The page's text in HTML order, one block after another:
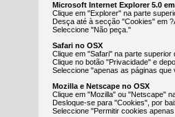
Microsoft Internet Explorer 5.0
Clique em "Explorer" na parte
Desça até à secção "Cookies" em
Seleccione "Não peça."
Safari no OSX
Clique em "Safari" na parte
Clique no botão "Privacidade" e
Seleccione "apenas as páginas que
Mozilla e Netscape no OSX
Clique em "Mozilla" ou "Netscape"
Desloque-se para "Cookies", por
Seleccione "Permitir cookies